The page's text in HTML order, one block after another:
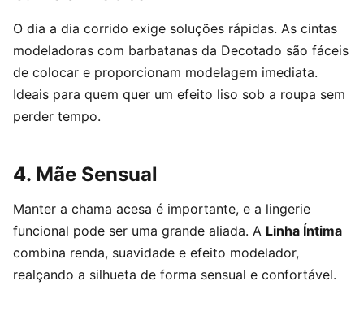
O dia a dia corrido exige soluções rápidas. As cintas
modeladoras com barbatanas da Decotado são fáceis
de colocar e proporcionam modelagem imediata.
Ideais para quem quer um efeito liso sob a roupa sem
perder tempo.
4. Mãe Sensual
Manter a chama acesa é importante, e a lingerie
funcional pode ser uma grande aliada. A Linha Íntima
combina renda, suavidade e efeito modelador,
realçando a silhueta de forma sensual e confortável.